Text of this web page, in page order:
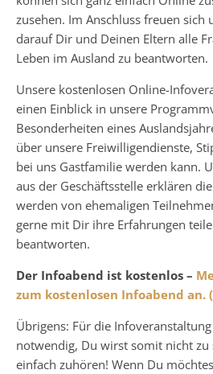
zusehen. Im Anschluss freuen sich
darauf Dir und Deinen Eltern alle
Leben im Ausland zu beantworten.
Unsere kostenlosen Online-
einen Einblick in unsere
Besonderheiten eines
über unsere Freiwilligendienste,
bei uns Gastfamilie werden kann.
aus der Geschäftsstelle erklären
werden von ehemaligen
gerne mit Dir ihre Erfahrungen
beantworten.
Der Infoabend ist kostenlos –
zum kostenlosen Infoabend an.
Übrigens: Für die
notwendig, Du wirst somit nicht zu
einfach zuhören! Wenn Du